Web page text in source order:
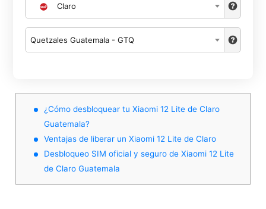
Claro
Quetzales Guatemala - GTQ
¿Cómo desbloquear tu Xiaomi 12 Lite de Claro
Guatemala?
Ventajas de liberar un Xiaomi 12 Lite de Claro
Desbloqueo SIM oficial y seguro de Xiaomi 12 Lite
de Claro Guatemala